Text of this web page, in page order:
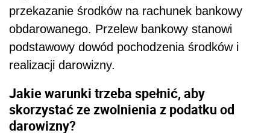
przekazanie środków na rachunek bankowy
obdarowanego. Przelew bankowy stanowi
podstawowy dowód pochodzenia środków i
realizacji darowizny.
Jakie warunki trzeba spełnić, aby
skorzystać ze zwolnienia z podatku od
darowizny?